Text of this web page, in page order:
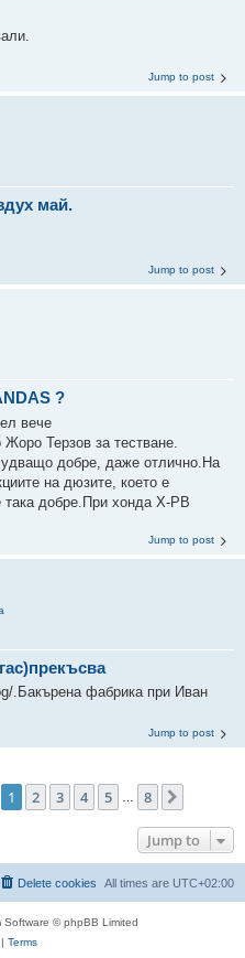
Jump to post
май.
Jump to post
?
вече
Терзов за тестване.
добре, даже отлично.На
на дюзите, което е
така добре.При хонда Х-РВ
Jump to post
.Бакърена фабрика при Иван
Jump to post
Page 1of 8
1 2 3 4 5 8
Jump to
All times are UTC+02:00
Delete cookies
Software © phpBB Limited
Terms